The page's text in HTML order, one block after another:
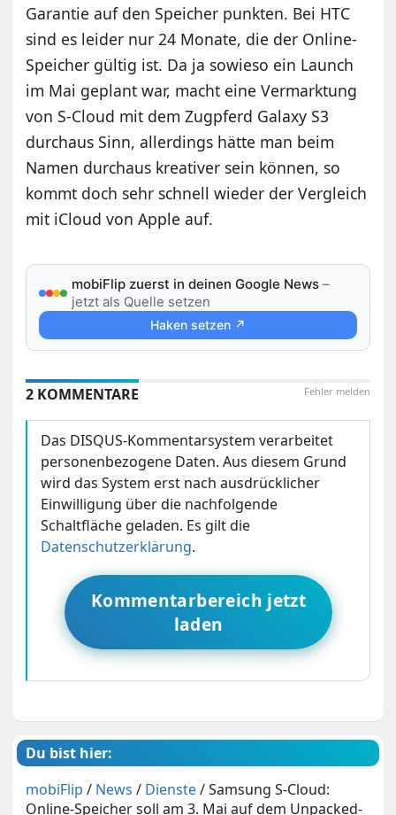
Garantie auf den Speicher punkten. Bei HTC
sind es leider nur 24 Monate, die der Online-
Speicher gültig ist. Da ja sowieso ein Launch
im Mai geplant war, macht eine Vermarktung
von S-Cloud mit dem Zugpferd Galaxy S3
durchaus Sinn, allerdings hätte man beim
Namen durchaus kreativer sein können, so
kommt doch sehr schnell wieder der Vergleich
mit iCloud von Apple auf.
mobiFlip zuerst in deinen Google News –
jetzt als Quelle setzen
Haken setzen ↗
Fehler melden
2 KOMMENTARE
Das DISQUS-Kommentarsystem verarbeitet
personenbezogene Daten. Aus diesem Grund
wird das System erst nach ausdrücklicher
Einwilligung über die nachfolgende
Schaltfläche geladen. Es gilt die
Datenschutzerklärung.
Kommentarbereich jetzt
laden
Du bist hier:
mobiFlip / News / Dienste/Samsung S-Cloud:
Online-Speicher soll am 3. Mai auf dem Unpacked-